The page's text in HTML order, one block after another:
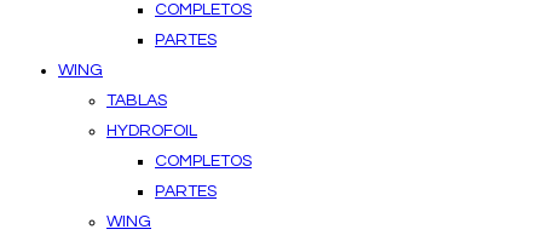
COMPLETOS
PARTES
WING
TABLAS
HYDROFOIL
COMPLETOS
PARTES
WING